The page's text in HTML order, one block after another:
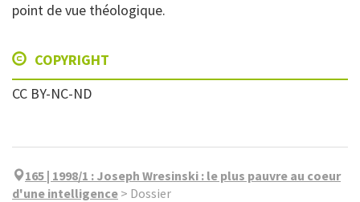
point de vue théologique.
COPYRIGHT
CC BY-NC-ND
165 | 1998/1 : Joseph Wresinski : le plus pauvre au coeur
d'une intelligence > Dossier